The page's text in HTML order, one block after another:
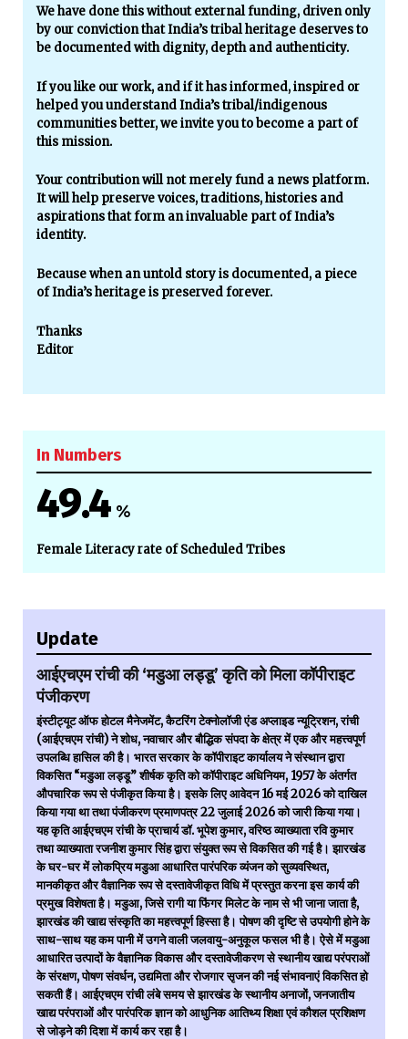
We have done this without external funding, driven only
by our conviction that India’s tribal heritage deserves to
be documented with dignity, depth and authenticity.
If you like our work, and if it has informed, inspired or
helped you understand India’s tribal/indigenous
communities better, we invite you to become a part of
this mission.
Your contribution will not merely fund a news platform.
It will help preserve voices, traditions, histories and
aspirations that form an invaluable part of India’s
identity.
Because when an untold story is documented, a piece
of India’s heritage is preserved forever.
Thanks
Editor
In Numbers
49.4 %
Female Literacy rate of Scheduled Tribes
Update
आईएचएम रांची की ‘मडुआ लड्डू’ कृति को मिला कॉपीराइट
पंजीकरण
इंस्टीट्यूट ऑफ होटल मैनेजमेंट, कैटरिंग टेक्नोलॉजी एंड अप्लाइड न्यूट्रिशन, रांची
(आईएचएम रांची) ने शोध, नवाचार और बौद्धिक संपदा के क्षेत्र में एक और महत्त्वपूर्ण
उपलब्धि हासिल की है। भारत सरकार के कॉपीराइट कार्यालय ने संस्थान द्वारा
विकसित “मडुआ लड्डू” शीर्षक कृति को कॉपीराइट अधिनियम, 1957 के अंतर्गत
औपचारिक रूप से पंजीकृत किया है। इसके लिए आवेदन 16 मई 2026 को दाखिल
किया गया था तथा पंजीकरण प्रमाणपत्र 22 जुलाई 2026 को जारी किया गया।
यह कृति आईएचएम रांची के प्राचार्य डॉ. भूपेश कुमार, वरिष्ठ व्याख्याता रवि कुमार
तथा व्याख्याता रजनीश कुमार सिंह द्वारा संयुक्त रूप से विकसित की गई है। झारखंड
के घर-घर में लोकप्रिय मडुआ आधारित पारंपरिक व्यंजन को सुव्यवस्थित,
मानकीकृत और वैज्ञानिक रूप से दस्तावेजीकृत विधि में प्रस्तुत करना इस कार्य की
प्रमुख विशेषता है। मडुआ, जिसे रागी या फिंगर मिलेट के नाम से भी जाना जाता है,
झारखंड की खाद्य संस्कृति का महत्त्वपूर्ण हिस्सा है। पोषण की दृष्टि से उपयोगी होने के
साथ-साथ यह कम पानी में उगने वाली जलवायु-अनुकूल फसल भी है। ऐसे में मडुआ
आधारित उत्पादों के वैज्ञानिक विकास और दस्तावेजीकरण से स्थानीय खाद्य परंपराओं
के संरक्षण, पोषण संवर्धन, उद्यमिता और रोजगार सृजन की नई संभावनाएं विकसित हो
सकती हैं। आईएचएम रांची लंबे समय से झारखंड के स्थानीय अनाजों, जनजातीय
खाद्य परंपराओं और पारंपरिक ज्ञान को आधुनिक आतिथ्य शिक्षा एवं कौशल प्रशिक्षण
से जोड़ने की दिशा में कार्य कर रहा है।